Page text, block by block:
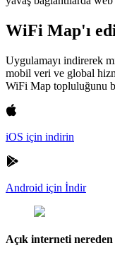
WiFi Map'ı
Uygulamayı indirerek
mobil veri ve global
WiFi Map topluluğunu
iOS için indirin
Android için İndir
Açık interneti